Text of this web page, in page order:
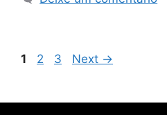
1 2 3 Next →